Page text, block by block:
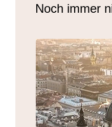
Noch immer